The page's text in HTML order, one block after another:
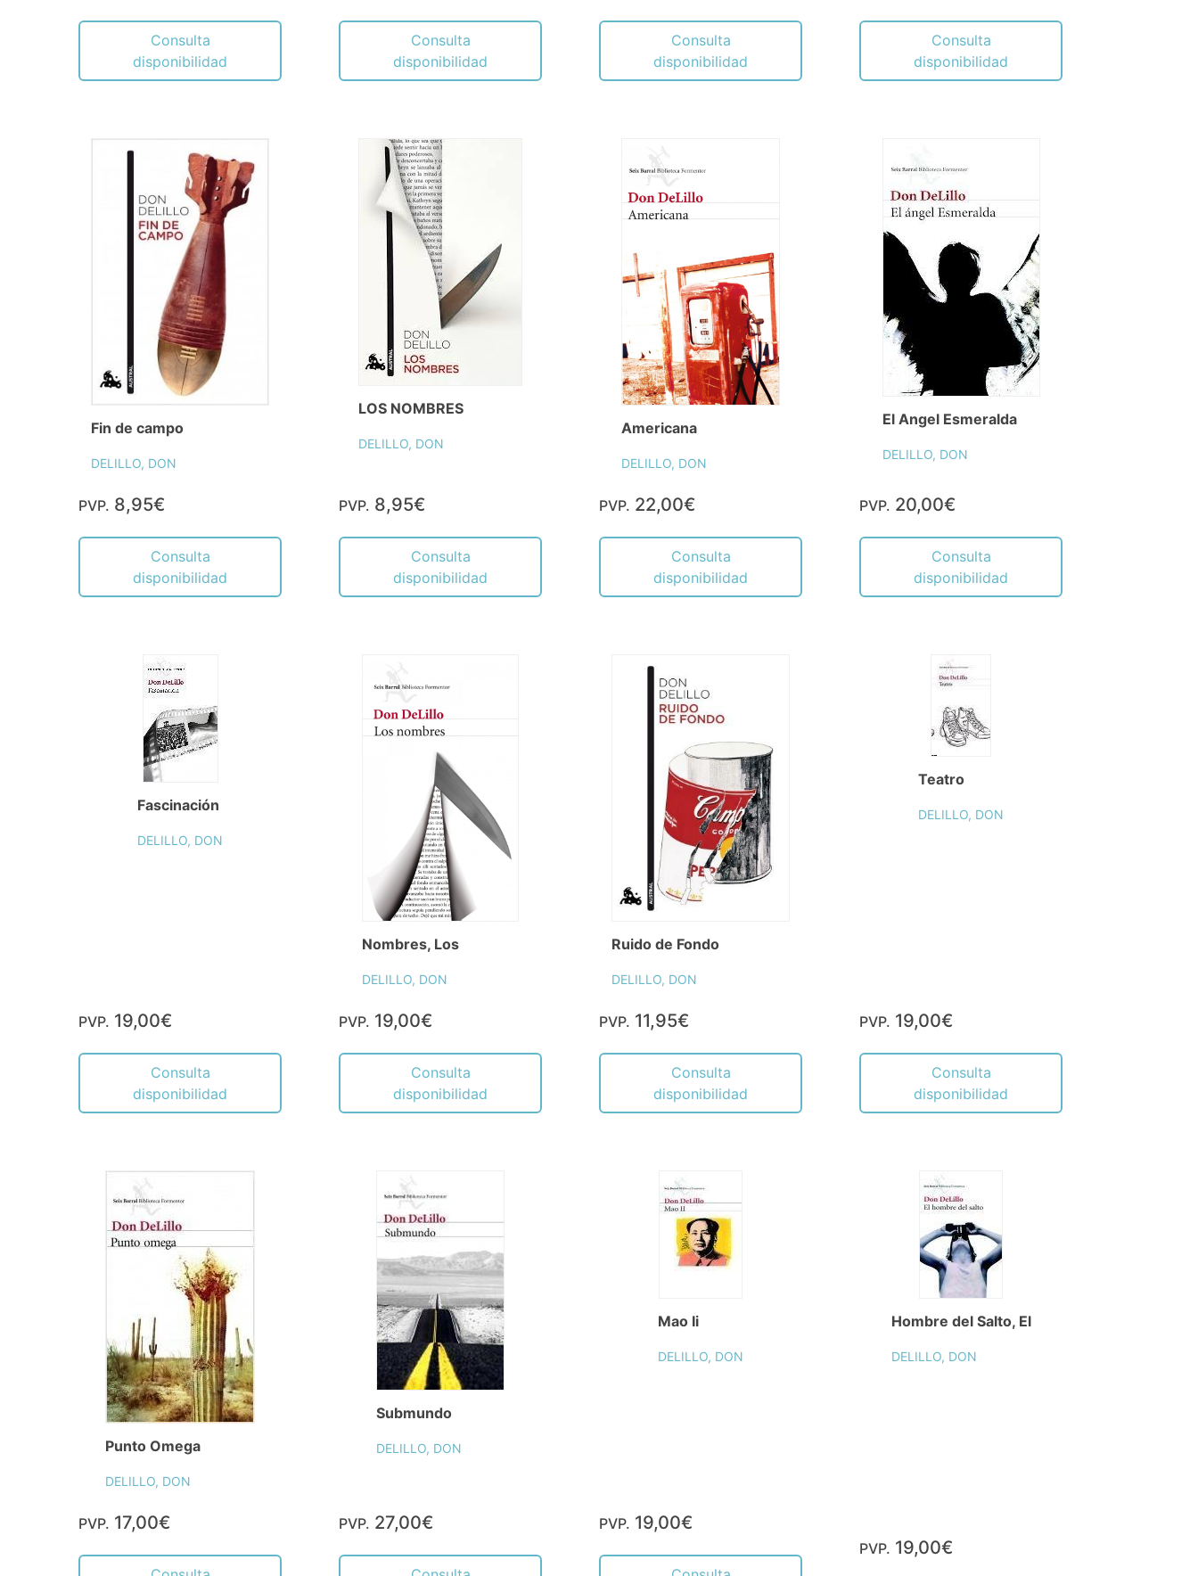
Consulta
disponibilidad
Consulta
disponibilidad
Consulta
disponibilidad
Consulta
disponibilidad
Fin de campo
DELILLO, DON
PVP. 8,95€
Consulta
disponibilidad
LOS NOMBRES
DELILLO, DON
PVP. 8,95€
Consulta
disponibilidad
Americana
DELILLO, DON
PVP. 22,00€
Consulta
disponibilidad
El Angel Esmeralda
DELILLO, DON
PVP. 20,00€
Consulta
disponibilidad
Fascinación
DELILLO, DON
PVP. 19,00€
Consulta
disponibilidad
Nombres, Los
DELILLO, DON
PVP. 19,00€
Consulta
disponibilidad
Ruido de Fondo
DELILLO, DON
PVP. 11,95€
Consulta
disponibilidad
Teatro
DELILLO, DON
PVP. 19,00€
Consulta
disponibilidad
Punto Omega
DELILLO, DON
PVP. 17,00€
Submundo
DELILLO, DON
PVP. 27,00€
Mao Ii
DELILLO, DON
PVP. 19,00€
Hombre del Salto, El
DELILLO, DON
PVP. 19,00€